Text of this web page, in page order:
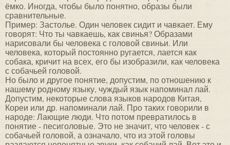
ёмко. Иногда, чтобы было понятно, образы были
сравнительные.
Пример: Застолье. Один человек сидит и чавкает. Ему
говорят: Что ты чавкаешь, как свинья? Образами
нарисовали бы человека с головой свиньи. Или
человека, который постоянно ругается, лается как
собака, кричит на всех, его бы изобразили, как человека
с собачьей головой.
Но было и другое понятие, допустим, по отношению к
нашему родному языку, чуждый язык напоминал лай.
Допустим, некоторые слова языков народов Китая,
Кореи или др. напоминали лай. Про таких говорили в
народе: Лающие люди. Что потом превратилось в
понятие - песиголовые. Это не значит, что человек - с
собачьей головой, а означало, что из этой головы